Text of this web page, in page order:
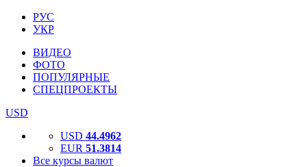
РУС
УКР
ВИДЕО
ФОТО
ПОПУЛЯРНЫЕ
СПЕЦПРОЕКТЫ
USD
USD 44.4962
EUR 51.3814
Все курсы валют